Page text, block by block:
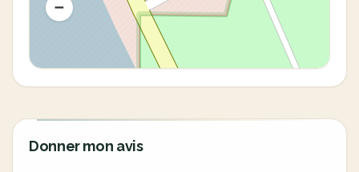
Donner mon avis